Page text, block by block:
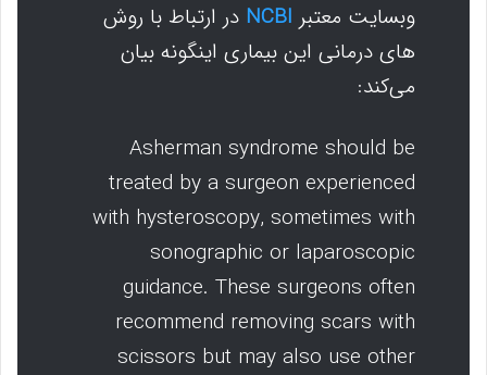
وبسایت معتبر NCBI در ارتباط با روش
های درمانی این بیماری اینگونه بیان
می‌کند:
Asherman syndrome should be
treated by a surgeon experienced
with hysteroscopy, sometimes with
sonographic or laparoscopic
guidance. These surgeons often
recommend removing scars with
scissors but may also use other